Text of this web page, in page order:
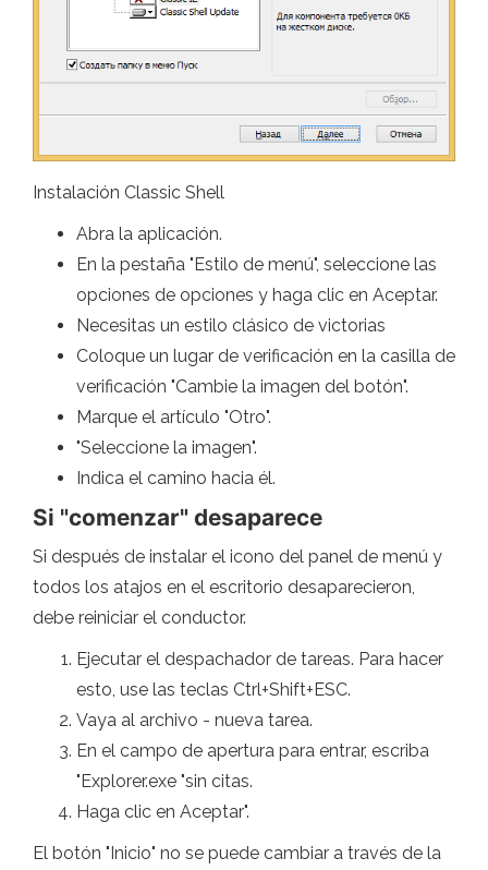
Instalación Classic Shell
Abra la aplicación.
En la pestaña "Estilo de menú", seleccione las
opciones de opciones y haga clic en Aceptar.
Necesitas un estilo clásico de victorias
Coloque un lugar de verificación en la casilla de
verificación "Cambie la imagen del botón".
Marque el artículo "Otro".
"Seleccione la imagen".
Indica el camino hacia él.
Si "comenzar" desaparece
Si después de instalar el icono del panel de menú y
todos los atajos en el escritorio desaparecieron,
debe reiniciar el conductor.
Ejecutar el despachador de tareas. Para hacer
esto, use las teclas Ctrl+Shift+ESC.
Vaya al archivo - nueva tarea.
En el campo de apertura para entrar, escriba
"Explorer.exe "sin citas.
Haga clic en Aceptar".
El botón "Inicio" no se puede cambiar a través de la